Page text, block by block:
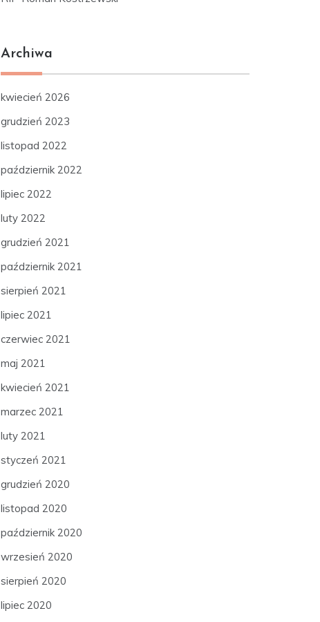
Archiwa
kwiecień 2026
grudzień 2023
listopad 2022
październik 2022
lipiec 2022
luty 2022
grudzień 2021
październik 2021
sierpień 2021
lipiec 2021
czerwiec 2021
maj 2021
kwiecień 2021
marzec 2021
luty 2021
styczeń 2021
grudzień 2020
listopad 2020
październik 2020
wrzesień 2020
sierpień 2020
lipiec 2020